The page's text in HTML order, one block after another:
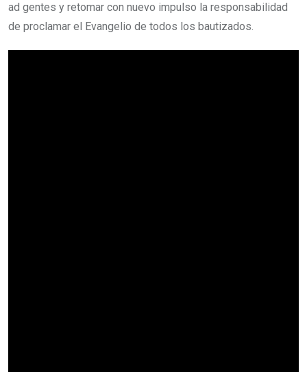
ad gentes y retomar con nuevo impulso la responsabilidad
de proclamar el Evangelio de todos los bautizados.